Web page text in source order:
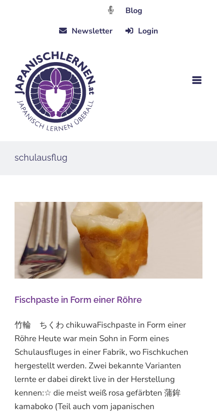
Blog
Newsletter
Login
schulausflug
Fischpaste in Form einer Röhre
竹輪 ちくわ chikuwaFischpaste in Form einer
Röhre Heute war mein Sohn in Form eines
Schulausfluges in einer Fabrik, wo Fischkuchen
hergestellt werden. Zwei bekannte Varianten
lernte er dabei direkt live in der Herstellung
kennen:☆ die meist weiß rosa gefärbten 蒲鉾
kamaboko (Teil auch vom japanischen